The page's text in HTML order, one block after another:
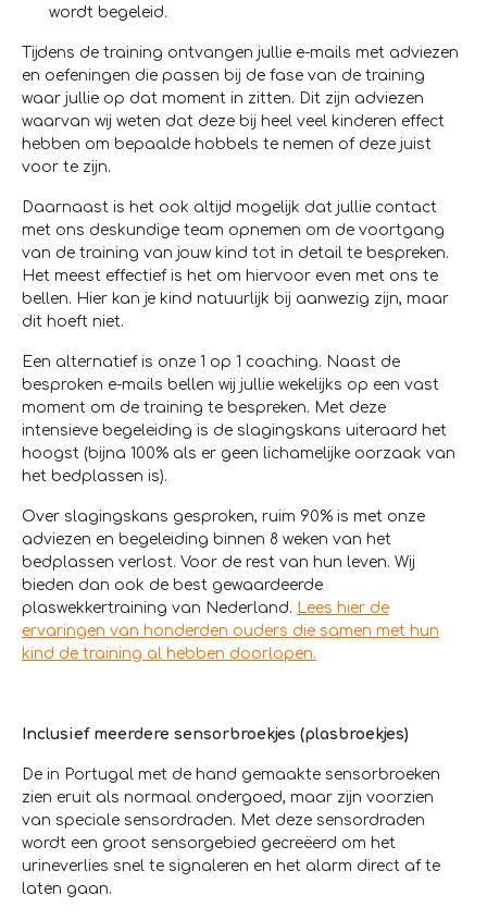
wordt begeleid.
Tijdens de training ontvangen jullie e-mails met adviezen
en oefeningen die passen bij de fase van de training
waar jullie op dat moment in zitten. Dit zijn adviezen
waarvan wij weten dat deze bij heel veel kinderen effect
hebben om bepaalde hobbels te nemen of deze juist
voor te zijn.
Daarnaast is het ook altijd mogelijk dat jullie contact
met ons deskundige team opnemen om de voortgang
van de training van jouw kind tot in detail te bespreken.
Het meest effectief is het om hiervoor even met ons te
bellen. Hier kan je kind natuurlijk bij aanwezig zijn, maar
dit hoeft niet.
Een alternatief is onze 1 op 1 coaching. Naast de
besproken e-mails bellen wij jullie wekelijks op een vast
moment om de training te bespreken. Met deze
intensieve begeleiding is de slagingskans uiteraard het
hoogst (bijna 100% als er geen lichamelijke oorzaak van
het bedplassen is).
Over slagingskans gesproken, ruim 90% is met onze
adviezen en begeleiding binnen 8 weken van het
bedplassen verlost. Voor de rest van hun leven. Wij
bieden dan ook de best gewaardeerde
plaswekkertraining van Nederland. Lees hier de
ervaringen van honderden ouders die samen met hun
kind de training al hebben doorlopen.
Inclusief meerdere sensorbroekjes (plasbroekjes)
De in Portugal met de hand gemaakte sensorbroeken
zien eruit als normaal ondergoed, maar zijn voorzien
van speciale sensordraden. Met deze sensordraden
wordt een groot sensorgebied gecreëerd om het
urineverlies snel te signaleren en het alarm direct af te
laten gaan.